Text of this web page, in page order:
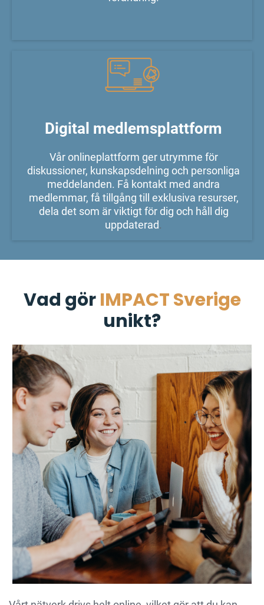
Digital medlemsplattform
Vår onlineplattform ger utrymme för
diskussioner, kunskapsdelning och personliga
meddelanden. Få kontakt med andra
medlemmar, få tillgång till exklusiva resurser,
dela det som är viktigt för dig och håll dig
uppdaterad.
Vad görIMPACT Sverige
unikt?